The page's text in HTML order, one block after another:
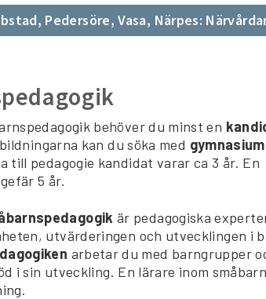
Pedersöre, Vasa, Närpes:
behöver du minst en
kan du söka med
till pedagogie kandidat varar ca 3 år. En
5 år.
är pedagogiska
utvärderingen och utvecklingen i
arbetar du med barngrupper
i sin utveckling. En lärare inom